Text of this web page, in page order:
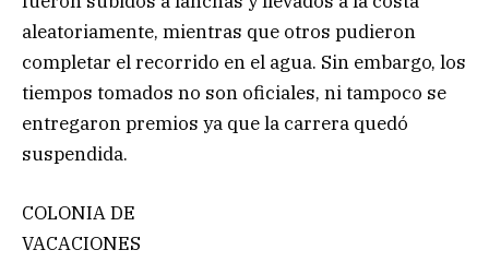
aleatoriamente, mientras que otros pudieron
completar el recorrido en el agua. Sin embargo, los
tiempos tomados no son oficiales, ni tampoco se
entregaron premios ya que la carrera quedó
suspendida.
COLONIA DE
VACACIONES